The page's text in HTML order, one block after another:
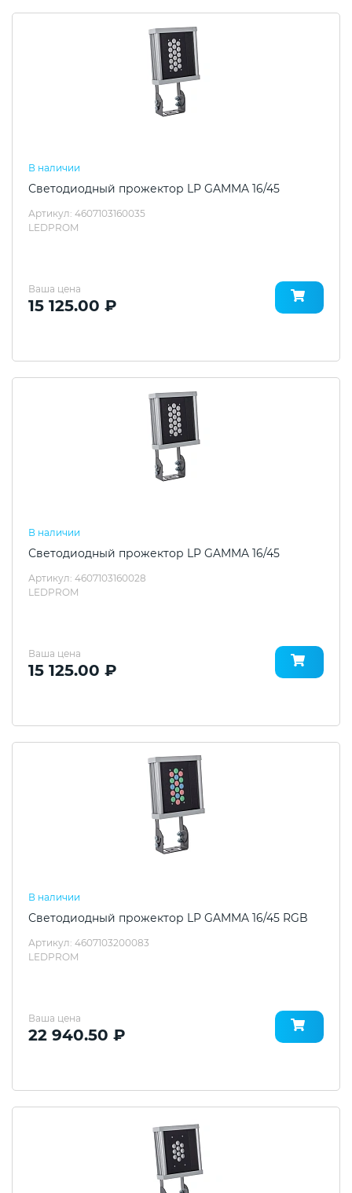
В наличии
Светодиодный прожектор LP GAMMA 16/45
Артикул: 4607103160035
LEDPROM
Ваша цена
15 125.00 ₽
В наличии
Светодиодный прожектор LP GAMMA 16/45
Артикул: 4607103160028
LEDPROM
Ваша цена
15 125.00 ₽
В наличии
Светодиодный прожектор LP GAMMA 16/45 RGB
Артикул: 4607103200083
LEDPROM
Ваша цена
22 940.50 ₽